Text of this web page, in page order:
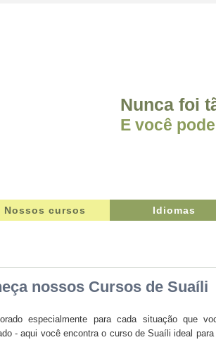
Nunca foi
E você
Nossos cursos
Idiomas
nossos Cursos de Suaíli
especialmente para cada situação que
- aqui você encontra o curso de Suaíli ideal para